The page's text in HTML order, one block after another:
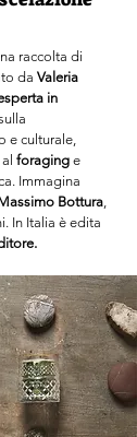
raccolta di
da Valeria
in
e culturale,
foraging e
Immagina
Bottura,
In Italia è edita